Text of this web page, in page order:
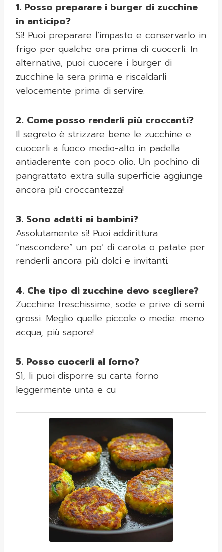
1. Posso preparare i burger di zucchine
in anticipo?
Sì! Puoi preparare l’impasto e conservarlo in
frigo per qualche ora prima di cuocerli. In
alternativa, puoi cuocere i burger di
zucchine la sera prima e riscaldarli
velocemente prima di servire.
2. Come posso renderli più croccanti?
Il segreto è strizzare bene le zucchine e
cuocerli a fuoco medio-alto in padella
antiaderente con poco olio. Un pochino di
pangrattato extra sulla superficie aggiunge
ancora più croccantezza!
3. Sono adatti ai bambini?
Assolutamente sì! Puoi addirittura
“nascondere” un po’ di carota o patate per
renderli ancora più dolci e invitanti.
4. Che tipo di zucchine devo scegliere?
Zucchine freschissime, sode e prive di semi
grossi. Meglio quelle piccole o medie: meno
acqua, più sapore!
5. Posso cuocerli al forno?
Sì, li puoi disporre su carta forno
leggermente unta e cu